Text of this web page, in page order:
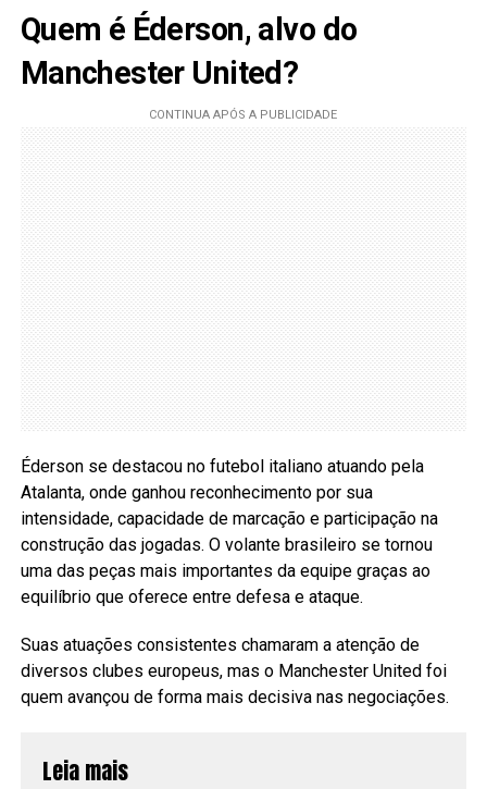
Quem é Éderson, alvo do
Manchester United?
Éderson se destacou no futebol italiano atuando pela
Atalanta, onde ganhou reconhecimento por sua
intensidade, capacidade de marcação e participação na
construção das jogadas. O volante brasileiro se tornou
uma das peças mais importantes da equipe graças ao
equilíbrio que oferece entre defesa e ataque.
Suas atuações consistentes chamaram a atenção de
diversos clubes europeus, mas o Manchester United foi
quem avançou de forma mais decisiva nas negociações.
Leia mais